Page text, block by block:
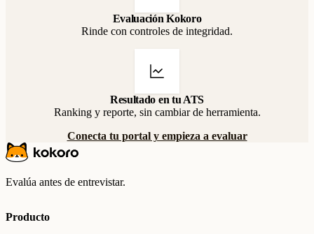
Evaluación Kokoro
Rinde con controles de integridad.
Resultado en tu ATS
Ranking y reporte, sin cambiar de herramienta.
Conecta tu portal y empieza a evaluar
Evalúa antes de entrevistar.
Producto